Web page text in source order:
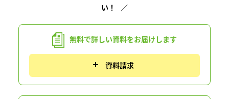
い！
無料で詳しい資料をお届けします
資料請求